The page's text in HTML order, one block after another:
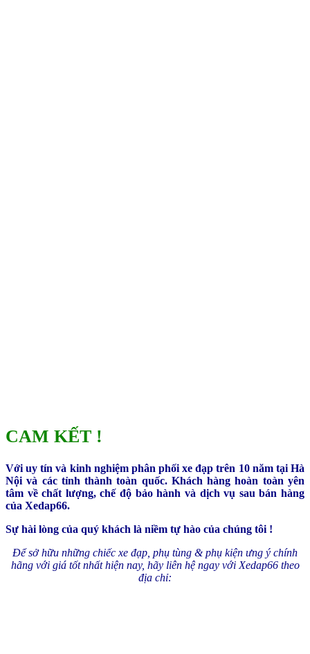
CAM KẾT !
Với uy tín và kinh nghiệm phân phối xe đạp trên 10 năm tại Hà
Nội và các tỉnh thành toàn quốc. Khách hàng hoàn toàn yên
tâm về chất lượng, chế độ bảo hành và dịch vụ sau bán hàng
của Xedap66.
Sự hài lòng của quý khách là niềm tự hào của chúng tôi !
Để sở hữu những chiếc xe đạp, phụ tùng & phụ kiện ưng ý chính
hãng với giá tốt nhất hiện nay, hãy liên hệ ngay với Xedap66 theo
địa chỉ: